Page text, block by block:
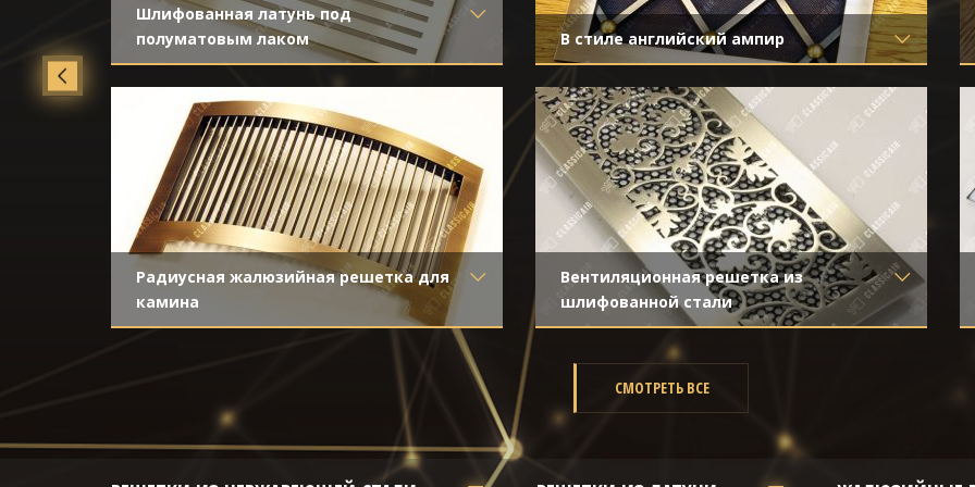
Шлифованная латунь под
полуматовым лаком
Материал- Латунь
Отделка- Шлифованная латунь
Радиусная жалюзийная решетка для
камина
Материал- Латунь
В стиле английский ампир
Материал- Латунь
Отделка- Старение с направленной
риской
Вентиляционная решетка из
шлифованной стали
Материал- Нержавеющая сталь
- Шлифованная нержавейка
СМОТРЕТЬ ВСЕ